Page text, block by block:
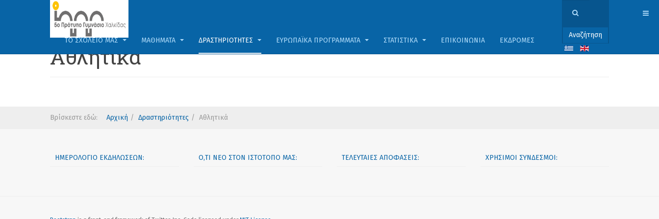
Αναζήτηση
ΤΟ ΣΧΟΛΕΊΟ ΜΑΣ ΜΑΘΉΜΑΤΑ ΔΡΑΣΤΗΡΙΌΤΗΤΕΣ ΕΥΡΩΠΑΪΚΆ ΠΡΟΓΡΆΜΜΑΤΑ ΣΤΑΤΙΣΤΙΚΆ ΕΠΙΚΟΙΝΩΝΊΑ ΕΚΔΡΟΜΈΣ
Αθλητικά
Βρίσκεστε εδώ: Αρχική Δραστηριότητες Αθλητικά
ΗΜΕΡΟΛΌΓΙΟ ΕΚΔΗΛΏΣΕΩΝ: Ό,ΤΙ ΝΈΟ ΣΤΟΝ ΙΣΤΟΤΌΠΟ ΜΑΣ: ΤΕΛΕΥΤΑΊΕΣ ΑΠΟΦΆΣΕΙΣ: ΧΡΉΣΙΜΟΙ ΣΎΝΔΕΣΜΟΙ: